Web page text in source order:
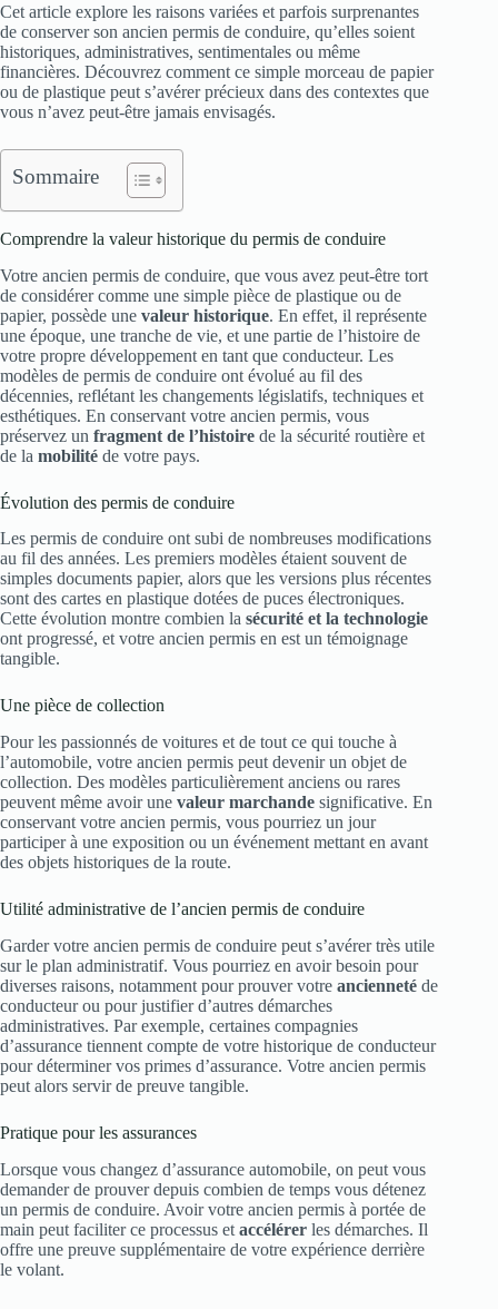
Cet article explore les raisons variées et parfois surprenantes
de conserver son ancien permis de conduire, qu’elles soient
historiques, administratives, sentimentales ou même
financières. Découvrez comment ce simple morceau de papier
ou de plastique peut s’avérer précieux dans des contextes que
vous n’avez peut-être jamais envisagés.
Sommaire
Comprendre la valeur historique du permis de conduire
Votre ancien permis de conduire, que vous avez peut-être tort
de considérer comme une simple pièce de plastique ou de
papier, possède une valeur historique. En effet, il représente
une époque, une tranche de vie, et une partie de l’histoire de
votre propre développement en tant que conducteur. Les
modèles de permis de conduire ont évolué au fil des
décennies, reflétant les changements législatifs, techniques et
esthétiques. En conservant votre ancien permis, vous
préservez un fragment de l’histoire de la sécurité routière et
de la mobilité de votre pays.
Évolution des permis de conduire
Les permis de conduire ont subi de nombreuses modifications
au fil des années. Les premiers modèles étaient souvent de
simples documents papier, alors que les versions plus récentes
sont des cartes en plastique dotées de puces électroniques.
Cette évolution montre combien la sécurité et la technologie
ont progressé, et votre ancien permis en est un témoignage
tangible.
Une pièce de collection
Pour les passionnés de voitures et de tout ce qui touche à
l’automobile, votre ancien permis peut devenir un objet de
collection. Des modèles particulièrement anciens ou rares
peuvent même avoir une valeur marchande significative. En
conservant votre ancien permis, vous pourriez un jour
participer à une exposition ou un événement mettant en avant
des objets historiques de la route.
Utilité administrative de l’ancien permis de conduire
Garder votre ancien permis de conduire peut s’avérer très utile
sur le plan administratif. Vous pourriez en avoir besoin pour
diverses raisons, notamment pour prouver votre ancienneté de
conducteur ou pour justifier d’autres démarches
administratives. Par exemple, certaines compagnies
d’assurance tiennent compte de votre historique de conducteur
pour déterminer vos primes d’assurance. Votre ancien permis
peut alors servir de preuve tangible.
Pratique pour les assurances
Lorsque vous changez d’assurance automobile, on peut vous
demander de prouver depuis combien de temps vous détenez
un permis de conduire. Avoir votre ancien permis à portée de
main peut faciliter ce processus et accélérer les démarches. Il
offre une preuve supplémentaire de votre expérience derrière
le volant.